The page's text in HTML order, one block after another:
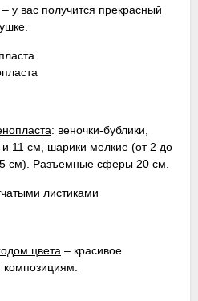
– у вас получится прекрасный
: веночки-бублики,
11 см, шарики мелкие (от 2 до
см). Разъемные сферы 20 см.
цвета – красивое
композициям.